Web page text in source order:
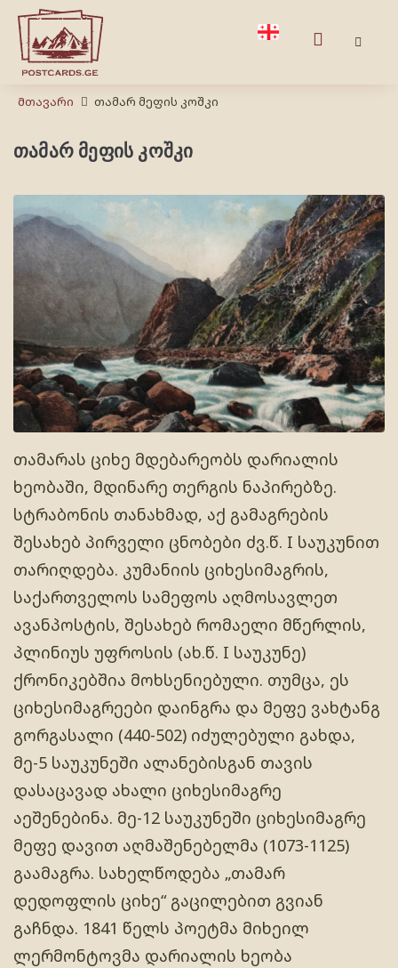
Მთავარი თამარ მეფის კოშკი
თამარ მეფის კოშკი
თამარას ციხე მდებარეობს დარიალის
ხეობაში, მდინარე თერგის ნაპირებზე.
სტრაბონის თანახმად, აქ გამაგრების
შესახებ პირველი ცნობები ძვ.წ. I საუკუნით
თარიღდება. კუმანიის ციხესიმაგრის,
საქართველოს სამეფოს აღმოსავლეთ
ავანპოსტის, შესახებ რომაელი მწერლის,
პლინიუს უფროსის (ახ.წ. I საუკუნე)
ქრონიკებშია მოხსენიებული. თუმცა, ეს
ციხესიმაგრეები დაინგრა და მეფე ვახტანგ
გორგასალი (440-502) იძულებული გახდა,
მე-5 საუკუნეში ალანებისგან თავის
დასაცავად ახალი ციხესიმაგრე
აეშენებინა. მე-12 საუკუნეში ციხესიმაგრე
მეფე დავით აღმაშენებელმა (1073-1125)
გაამაგრა. სახელწოდება „თამარ
დედოფლის ციხე“ გაცილებით გვიან
გაჩნდა. 1841 წელს პოეტმა მიხეილ
ლერმონტოვმა დარიალის ხეობა